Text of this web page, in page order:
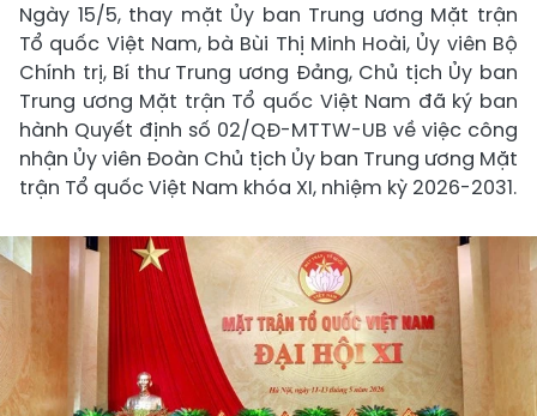
Ngày 15/5, thay mặt Ủy ban Trung ương Mặt trận
Tổ quốc Việt Nam, bà Bùi Thị Minh Hoài, Ủy viên Bộ
Chính trị, Bí thư Trung ương Đảng, Chủ tịch Ủy ban
Trung ương Mặt trận Tổ quốc Việt Nam đã ký ban
hành Quyết định số 02/QĐ-MTTW-UB về việc công
nhận Ủy viên Đoàn Chủ tịch Ủy ban Trung ương Mặt
trận Tổ quốc Việt Nam khóa XI, nhiệm kỳ 2026-2031.